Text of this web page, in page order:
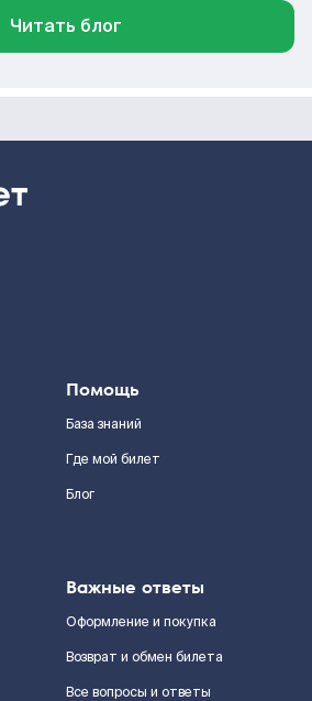
Читать блог
Помощь
База знаний
Где мой билет
Блог
Важные ответы
Оформление и покупка
Возврат и обмен билета
Все вопросы и ответы